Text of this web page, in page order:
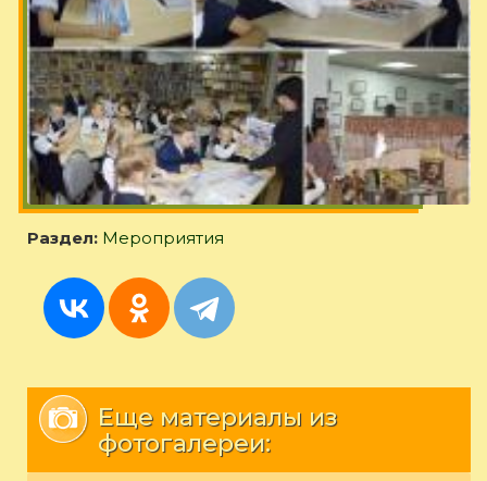
Раздел: Мероприятия
Еще материалы из
фотогалереи: